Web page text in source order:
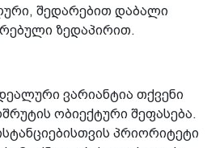
შედარებით დაბალი
ზედაპირით.
ვარიანტია თქვენი
ობიექტური შეფასება.
პრიორიტეტი